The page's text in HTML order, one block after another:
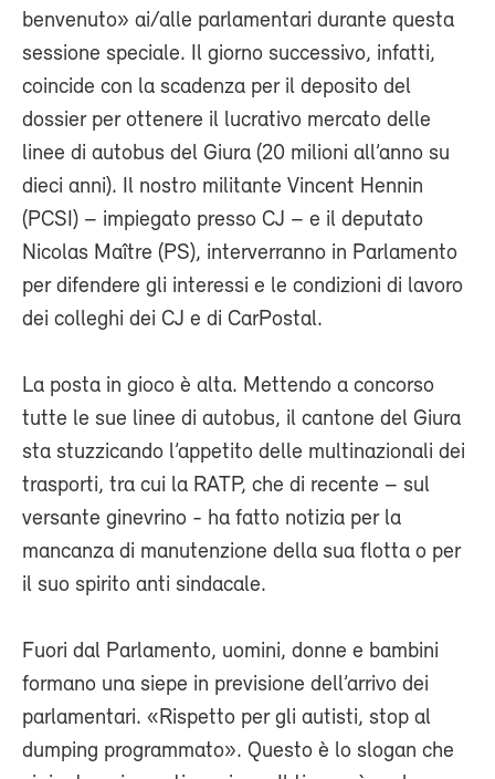
benvenuto» ai/alle parlamentari durante questa
sessione speciale. Il giorno successivo, infatti,
coincide con la scadenza per il deposito del
dossier per ottenere il lucrativo mercato delle
linee di autobus del Giura (20 milioni all’anno su
dieci anni). Il nostro militante Vincent Hennin
(PCSI) – impiegato presso CJ – e il deputato
Nicolas Maître (PS), interverranno in Parlamento
per difendere gli interessi e le condizioni di lavoro
dei colleghi dei CJ e di CarPostal.
La posta in gioco è alta. Mettendo a concorso
tutte le sue linee di autobus, il cantone del Giura
sta stuzzicando l’appetito delle multinazionali dei
trasporti, tra cui la RATP, che di recente – sul
versante ginevrino - ha fatto notizia per la
mancanza di manutenzione della sua flotta o per
il suo spirito anti sindacale.
Fuori dal Parlamento, uomini, donne e bambini
formano una siepe in previsione dell’arrivo dei
parlamentari. «Rispetto per gli autisti, stop al
dumping programmato». Questo è lo slogan che